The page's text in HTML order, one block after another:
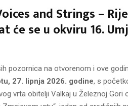
and Strings –
će se u okviru 16.
pozornica na otvorenom i ove
27. lipnja 2026. godine, s
vrta obitelji Valkaj u Železnoj Gori